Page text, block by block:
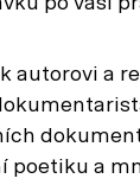
autorovi a
poetiku a